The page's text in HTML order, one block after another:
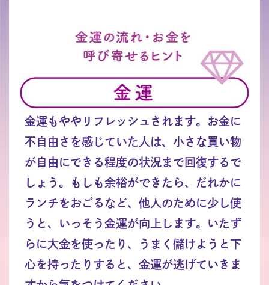
金運もややリフレッシュされます。お金に
不自由さを感じていた人は、小さな買い物
が自由にできる程度の状況まで回復するで
しょう。もしも余裕ができたら、だれかに
ランチをおごるなど、他人のために少し使
うと、いっそう金運が向上します。いたず
らに大金を使ったり、うまく儲けようと下
心を持ったりすると、金運が逃げていきま